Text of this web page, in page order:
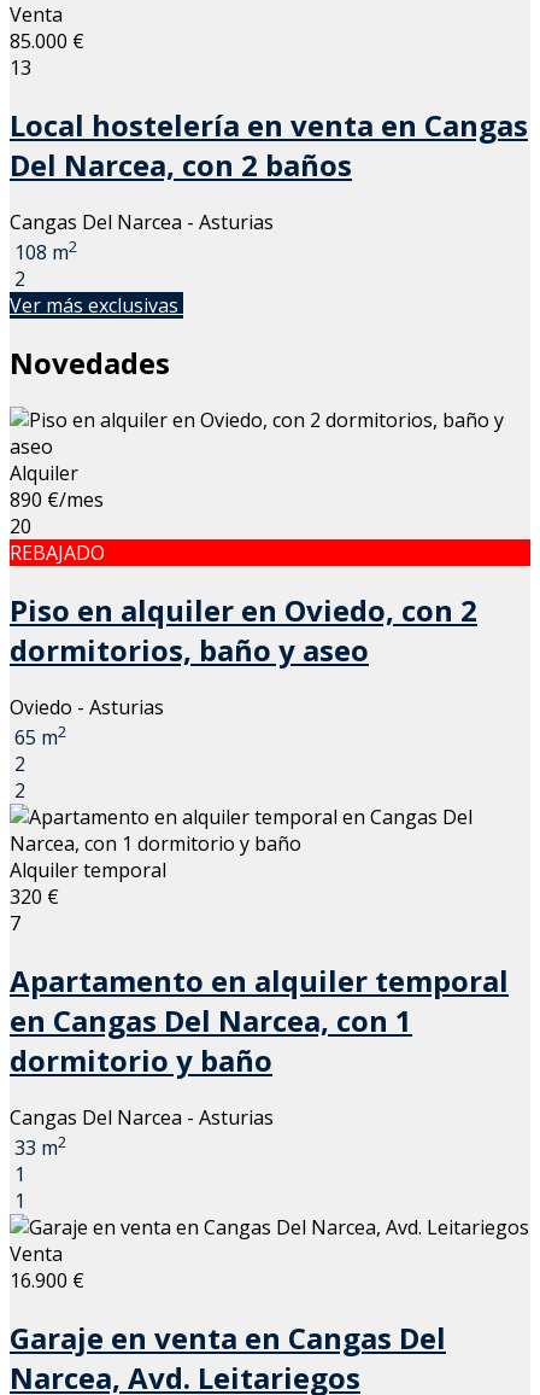
Venta
85.000 €
13
Local hostelería en venta en Cangas
Del Narcea, con 2 baños
Cangas Del Narcea - Asturias
108 m2
2
Ver más exclusivas
Novedades
Alquiler
890 €/mes
20
REBAJADO
Piso en alquiler en Oviedo, con 2
dormitorios, baño y aseo
Oviedo - Asturias
65 m2
2
2
Alquiler temporal
320 €
7
Apartamento en alquiler temporal
en Cangas Del Narcea, con 1
dormitorio y baño
Cangas Del Narcea - Asturias
33 m2
1
1
Venta
16.900 €
Garaje en venta en Cangas Del
Narcea, Avd. Leitariegos